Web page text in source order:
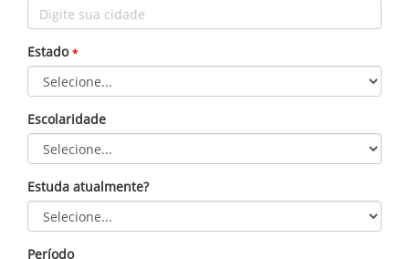
Estado *
Escolaridade
Estuda atualmente?
Período